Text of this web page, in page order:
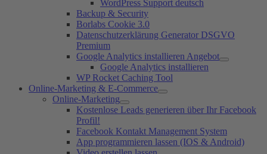
WordPress Support deutsch
Backup & Security
Borlabs Cookie 3.0
Datenschutzerklärung Generator DSGVO
Premium
Google Analytics installieren Angebot
Google Analytics installieren
WP Rocket Caching Tool
Online-Marketing & E-Commerce
Online-Marketing
Kostenlose Leads generieren über Ihr Facebook
Profil!
Facebook Kontakt Management System
App programmieren lassen (IOS & Android)